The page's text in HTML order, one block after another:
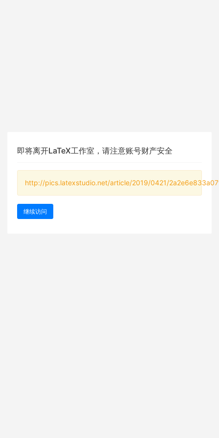
即将离开LaTeX工作室，请注意账号财产安全
http://pics.latexstudio.net/article/2019/0421/
继续访问